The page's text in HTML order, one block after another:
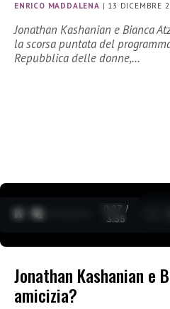
ENRICO MADDALENA | 13 DICEMBRE
Jonathan Kashanian e Bianca
la scorsa puntata del
Repubblica delle donne,…
0:27 /
3:35
Jonathan Kashanian e
amicizia?